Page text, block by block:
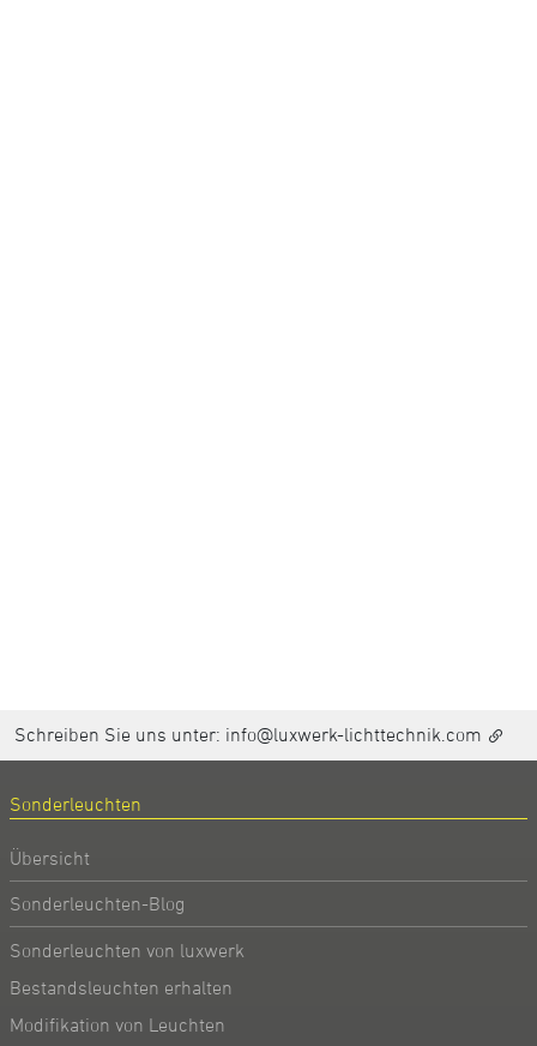
Schreiben Sie uns unter: info@luxwerk-lichttechnik.com
Sonderleuchten
Übersicht
Sonderleuchten-Blog
Sonderleuchten von luxwerk
Bestandsleuchten erhalten
Modifikation von Leuchten